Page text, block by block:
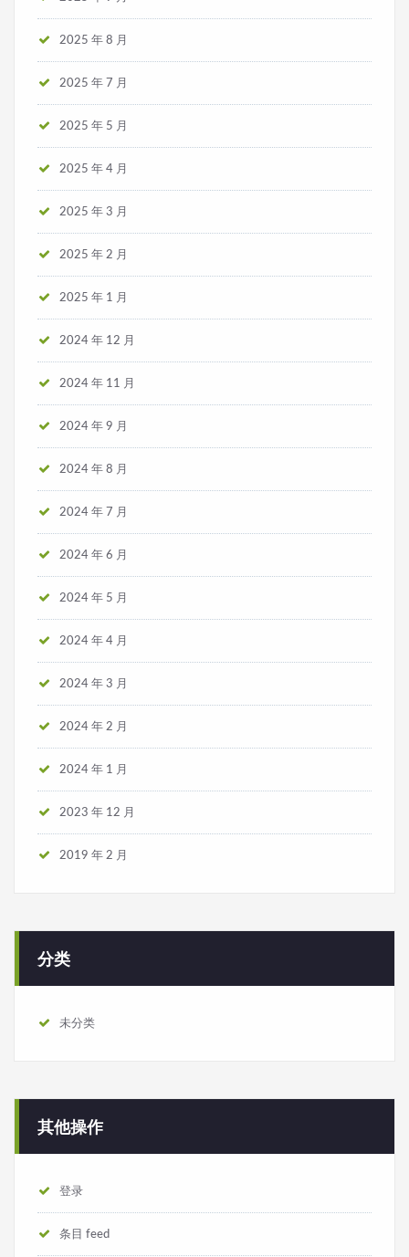
2025 年 8 月
2025 年 7 月
2025 年 5 月
2025 年 4 月
2025 年 3 月
2025 年 2 月
2025 年 1 月
2024 年 12 月
2024 年 11 月
2024 年 9 月
2024 年 8 月
2024 年 7 月
2024 年 6 月
2024 年 5 月
2024 年 4 月
2024 年 3 月
2024 年 2 月
2024 年 1 月
2023 年 12 月
2019 年 2 月
分类
未分类
其他操作
登录
条目 feed